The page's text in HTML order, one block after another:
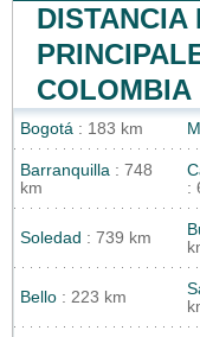
DISTANCIA
COLOMBIA
Bogotá : 183 km
Barranquilla : 748
km
:
Soledad : 739 km
Bello : 223 km